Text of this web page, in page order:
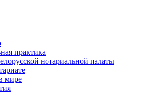
практика
нотариальной палаты
мире